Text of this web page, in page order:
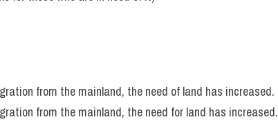
from the mainland, the need of land has increased.
from the mainland, the need for land has increased.